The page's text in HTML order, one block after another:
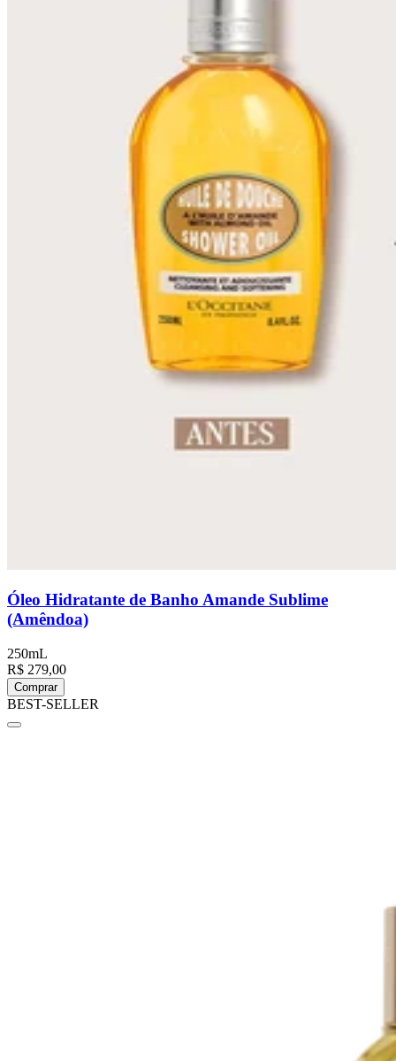
Óleo Hidratante de Banho Amande Sublime
(Amêndoa)
250mL
R$ 279,00
Comprar
BEST-SELLER